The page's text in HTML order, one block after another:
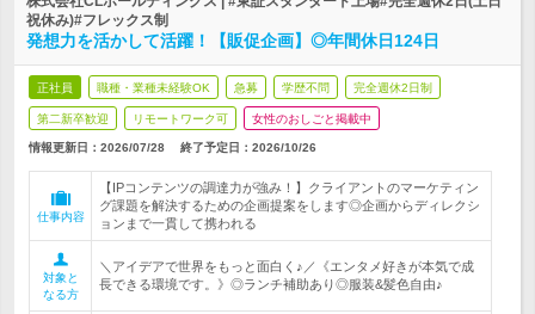
祝休み)#フレックス制
発想力を活かして活躍！【販促企画】◎年間休日124日
正社員 職種・業種未経験OK 急募 学歴不問 完全週休2日制
第二新卒歓迎 リモートワーク可 女性のおしごと掲載中
情報更新日：2026/07/28 終了予定日： 2026/10/26
仕事内容
【IPコンテンツの調達力が強み！】クライアントのマーケティン
グ課題を解決するための企画提案をします◎企画からディレクシ
ョンまで一貫して携われる
対象と
なる方
＼アイデアで世界をもっと面白く♪／《エンタメ好きが本気で成
長できる環境です。》◎ランチ補助あり◎服装&髪色自由♪